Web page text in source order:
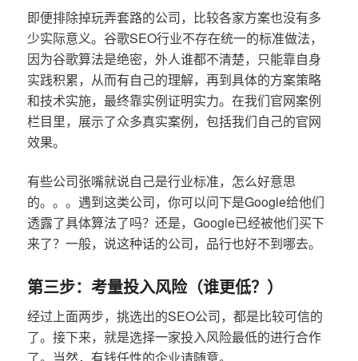
即便排除掉玩弄套路的公司，比较各家方案也没有多
少实际意义。谷歌SEO行业不存在统一的标准做法，
因为谷歌算法是绝密，外人谁都不清楚，只能靠自身
实践积累，从而有自己的理解，再到具体的方案策略
和技术实施，最终靠实例证明实力。在我们官网案例
栏目里，展示了众多真实案例，包括我们自己的官网
效果。
有些公司张嘴就说自己是行业标准，怎么好意思
的。。。遇到这类公司，你可以问下是Google给他们
透露了具体算法了吗？还是，Google已经被他们买下
来了？一般，说这种话的公司，品行也好不到哪去。
第三步：考量投入风险（谁更低？）
经过上面两步，挑选出的SEO公司，都是比较可信的
了。接下来，就是选择一家投入风险最低的进行合作